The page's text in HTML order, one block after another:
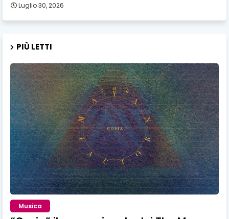
Luglio 30, 2026
PIÙ LETTI
Musica